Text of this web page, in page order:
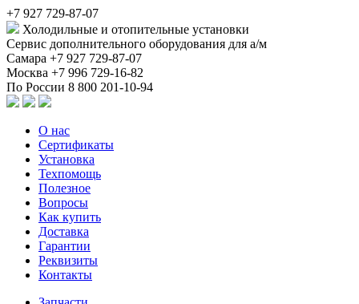
+7 927 729-87-07
Холодильные и отопительные установки
Сервис дополнительного оборудования для а/м
Самара +7 927 729-87-07
Москва +7 996 729-16-82
По России 8 800 201-10-94
О нас
Сертификаты
Установка
Техпомощь
Полезное
Вопросы
Как купить
Доставка
Гарантии
Реквизиты
Контакты